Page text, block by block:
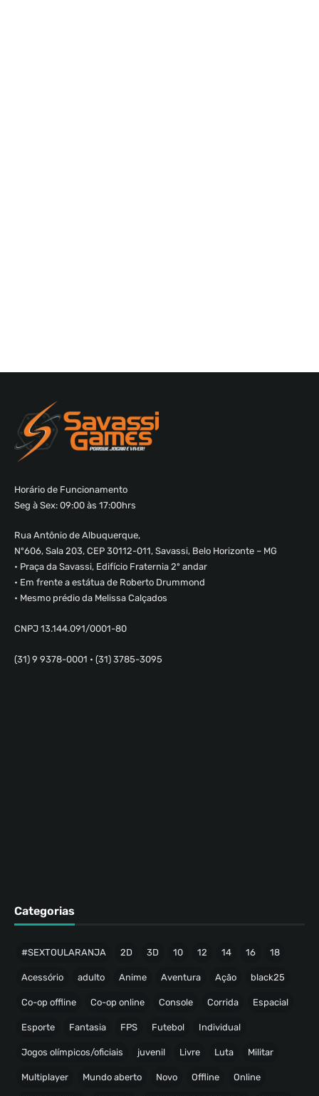
Horário de Funcionamento
Seg à Sex: 09:00 às 17:00hrs
Rua Antônio de Albuquerque,
Nº606, Sala 203, CEP 30112-011, Savassi, Belo Horizonte – MG
• Praça da Savassi, Edifício Fraternia 2º andar
• Em frente a estátua de Roberto Drummond
• Mesmo prédio da Melissa Calçados
CNPJ 13.144.091/0001-80
(31) 9 9378-0001 • (31) 3785-3095
Categorias
#SEXTOULARANJA 2D 3D 10 12 14 16 18
Acessório adulto Anime Aventura Ação black25
Co-op offline Co-op online Console Corrida Espacial
Esporte Fantasia FPS Futebol Individual
Jogos olímpicos/oficiais juvenil Livre Luta Militar
Multiplayer Mundo aberto Novo Offline Online